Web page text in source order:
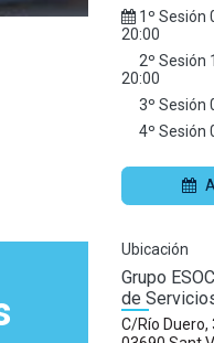
1º Sesión
20:00
2º Sesión
20:00
3º Sesión
4º Sesión
Ubicación
Grupo
de
C/Río Duero,